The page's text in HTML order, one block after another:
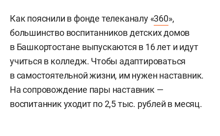
Как пояснили в фонде телеканалу «360»,
большинство воспитанников детских домов
в Башкортостане выпускаются в 16 лет и идут
учиться в колледж. Чтобы адаптироваться
в самостоятельной жизни, им нужен наставник.
На сопровождение пары наставник —
воспитанник уходит по 2,5 тыс. рублей в месяц.